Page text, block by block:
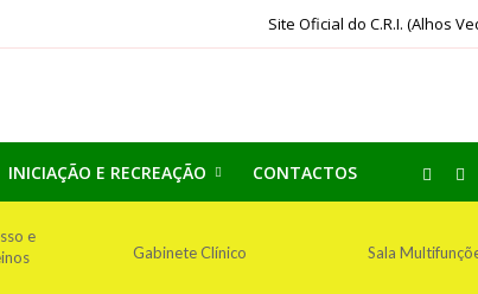
Site Oficial do C.R.I. (Alhos
INICIAÇÃO E RECREAÇÃO CONTACTOS
e
Gabinete Clínico Sala